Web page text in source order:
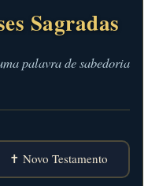
Sagradas
palavra de sabedoria
✝️ Novo Testamento